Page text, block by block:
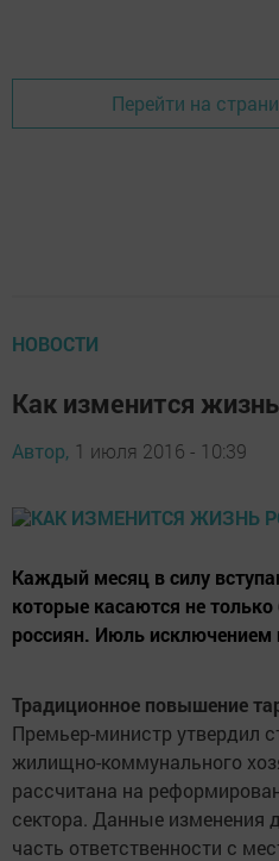
Перейти на
НОВОСТИ
Как изменится
Автор, 1 июля 2016 - 10:39
Каждый месяц в силу
которые касаются не
россиян. Июль исключением
Традиционное повышение
Премьер-министр утвердил
жилищно-коммунального
рассчитана на
сектора. Данные
часть ответственности с